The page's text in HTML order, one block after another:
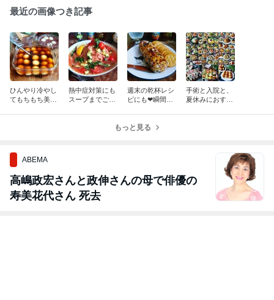
最近の画像つき記事
ひんやり冷やし
てもちもち美味
熱中症対策にも
スープまでごく
週末の乾杯レシ
ピにも❤瞬間爆
きチーズログ❤
手術と入院と、
夏休みにおすす
もっと見る
ABEMA
高嶋政宏さんと政伸さんの母で俳優の
寿美花代さん 死去